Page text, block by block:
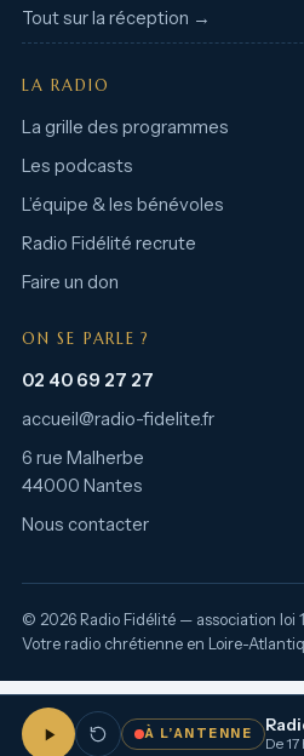
Tout sur la réception →
LA RADIO
La grille des programmes
Les podcasts
L’équipe & les bénévoles
Radio Fidélité recrute
Faire un don
ON SE PARLE ?
02 40 69 27 27
accueil@radio-fidelite.fr
6 rue Malherbe
44000 Nantes
Nous contacter
© 2026 Radio Fidélité — association loi
Votre radio chrétienne en Loire-
À L’ANTENNE
De